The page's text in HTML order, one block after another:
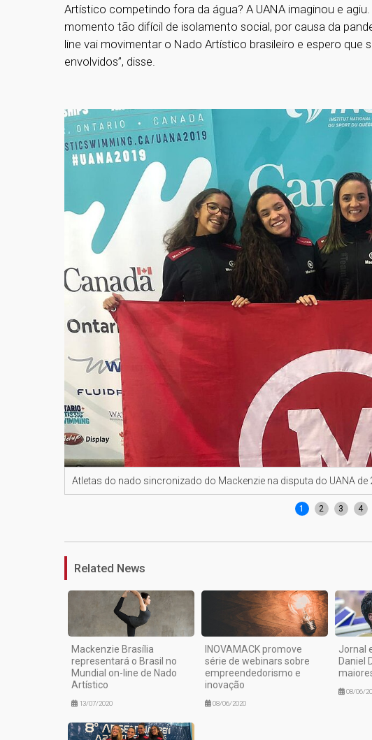
Artístico competindo fora da água? A UANA imaginou e
momento tão difícil de isolamento social, por causa da
line vai movimentar o Nado Artístico brasileiro e espero que
envolvidos”, disse.
Atletas do nado sincronizado do Mackenzie na disputa do UANA de
1 2 3 4
Related News
Mackenzie Brasília
representará o Brasil no
Mundial on-line de Nado
Artístico
13/07/2020
INOVAMACK promove
série de webinars sobre
empreendedorismo e
inovação
08/06/2020
Jornal
Daniel
08/06/